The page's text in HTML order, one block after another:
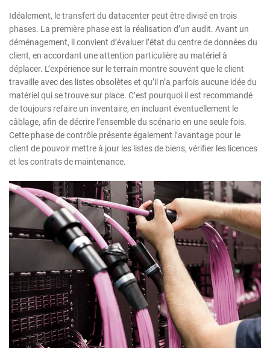
Idéalement, le transfert du datacenter peut être divisé en trois
phases. La première phase est la réalisation d’un audit. Avant un
déménagement, il convient d’évaluer l’état du centre de données du
client, en accordant une attention particulière au matériel à
déplacer. L’expérience sur le terrain montre souvent que le client
travaille avec des listes obsolètes et qu’il n’a parfois aucune idée du
matériel qui se trouve sur place. C’est pourquoi il est recommandé
de toujours refaire un inventaire, en incluant éventuellement le
câblage, afin de décrire l’ensemble du scénario en une seule fois.
Cette phase de contrôle présente également l’avantage pour le
client de pouvoir mettre à jour les listes de biens, vérifier les licences
et les contrats de maintenance.